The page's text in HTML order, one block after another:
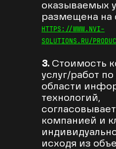
оказываемых
размещена на
HTTPS://WWW.NVI-
SOLUTIONS.RU/
3. Стоимость
услуг/работ
области
технологий,
компанией и
исходя из